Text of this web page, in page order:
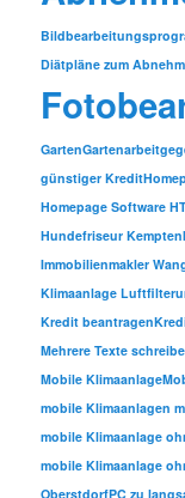
Diätpläne zum
GartenGartenarbeit
günstiger Kredit
Homepage Software
Hundefriseur Kempten
Immobilienmakler
Klimaanlage
Kredit beantragen
Mehrere Texte
Mobile Klimaanlage
mobile Klimaanlagen
mobile Klimaanlage
mobile Klimaanlage
OberstdorfPC zu